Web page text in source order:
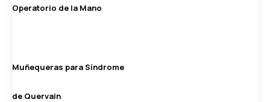
Operatorio de la Mano
Muñequeras para Síndrome
de Quervain